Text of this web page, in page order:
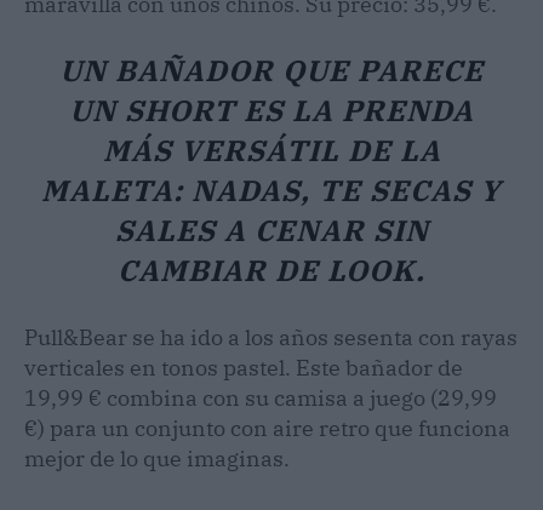
UN BAÑADOR QUE PARECE
UN SHORT ES LA PRENDA
MÁS VERSÁTIL DE LA
MALETA: NADAS, TE SECAS Y
SALES A CENAR SIN
CAMBIAR DE LOOK.
Pull&Bear se ha ido a los años sesenta con rayas
verticales en tonos pastel. Este bañador de
19,99 € combina con su camisa a juego (29,99
€) para un conjunto con aire retro que funciona
mejor de lo que imaginas.